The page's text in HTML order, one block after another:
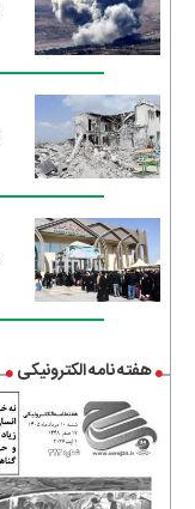
هفته نامه الکترونیکی